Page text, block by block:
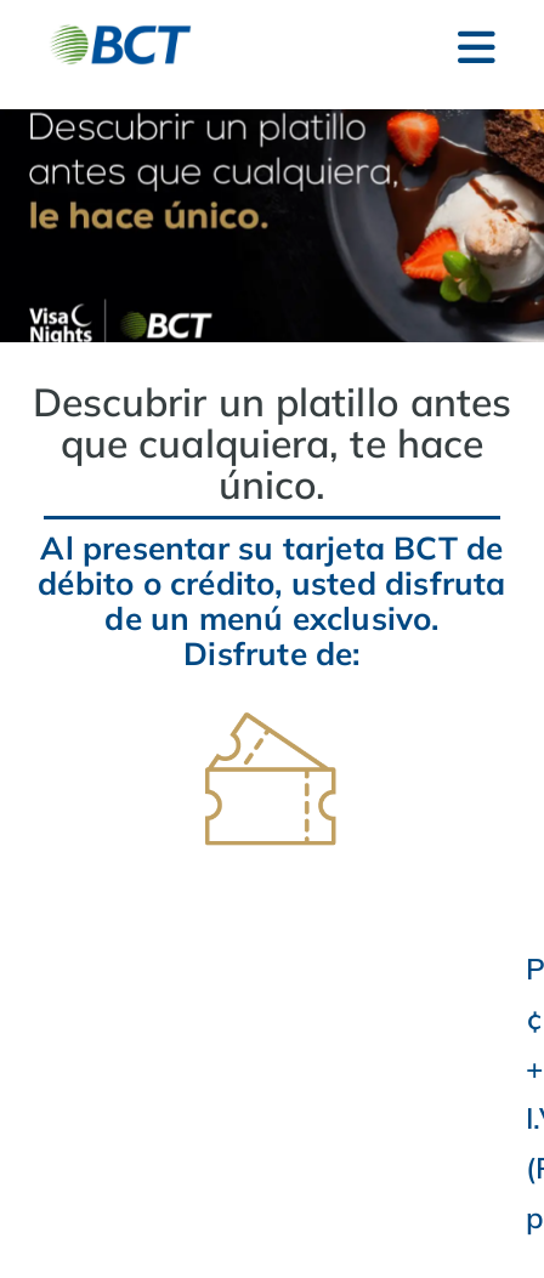
Descubrir un platillo antes
que cualquiera, te hace
único.
Al presentar su tarjeta BCT de
débito o crédito, usted disfruta
de un menú exclusivo.
Disfrute de:
+